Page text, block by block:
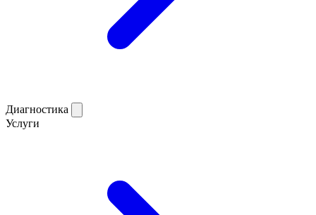
Диагностика
Услуги